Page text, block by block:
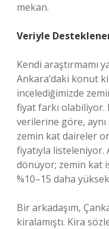
mekan.
Veriyle
Kendi araştırmamı
Ankara’daki konut
incelediğimizde
fiyat farkı olabiliyor.
verilerine göre,
zemin kat daireler
fiyatıyla
dönüyor; zemin kat
%10–15 daha
Bir arkadaşım,
kiralamıştı. Kira